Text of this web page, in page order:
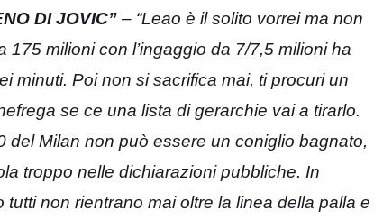
DI JOVIC” – “Leao è il solito vorrei ma non
milioni con l’ingaggio da 7/7,5 milioni ha
minuti. Poi non si sacrifica mai, ti procuri un
se ce una lista di gerarchie vai a tirarlo.
Milan non può essere un coniglio bagnato,
troppo nelle dichiarazioni pubbliche. In
non rientrano mai oltre la linea della palla e